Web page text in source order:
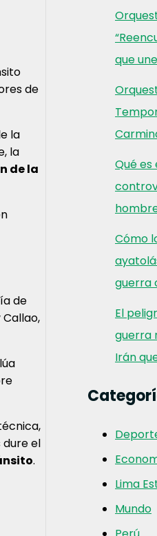
de
la
la
de la
de
el
.
que
Qué es
Cómo
guerra
El
guerra
Irán
Lima
Mundo